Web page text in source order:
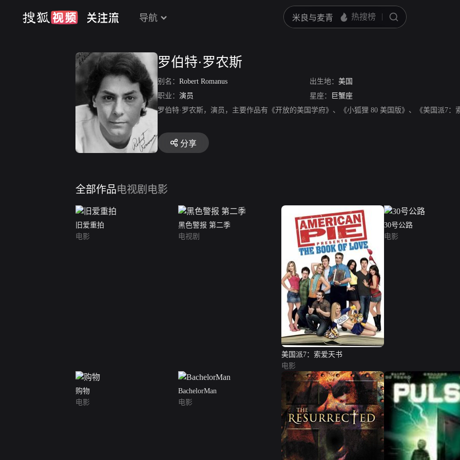
导航
罗伯特·罗农斯
别名： Robert Romanus 出生地： 美国
职业： 演员 星座：
巨蟹座
罗伯特·罗农斯，演员，主要作品有《开放的美国学府》、《小狐狸 80 美国版》、《美国派7：
分享
全部作品电视剧 电影
旧爱重拍
电影
黑色警报 第二季
电视剧
美国派7：索爱天书
电影
30号公路
电影
购物
电影
BachelorMan
电影